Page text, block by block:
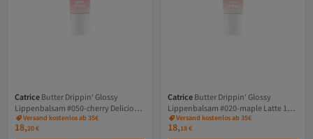
Catrice Butter Drippin‘ Glossy
Lippenbalsam #050-cherry Delicious
10 ml
Versand kostenlos ab 35€
18,20€
Catrice Butter Drippin‘ Glossy
Lippenbalsam #020-maple Latte 10
mlVersand kostenlos ab 35€
18,18€